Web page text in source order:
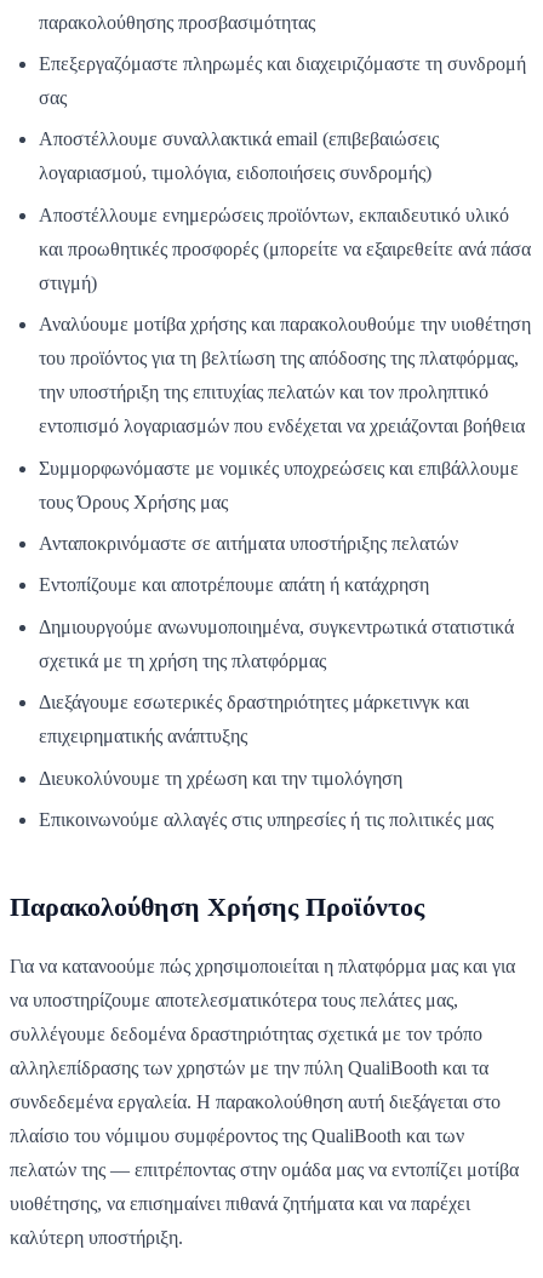
παρακολούθησης προσβασιμότητας
Επεξεργαζόμαστε πληρωμές και διαχειριζόμαστε τη συνδρομή
σας
Αποστέλλουμε συναλλακτικά email (επιβεβαιώσεις
λογαριασμού, τιμολόγια, ειδοποιήσεις συνδρομής)
Αποστέλλουμε ενημερώσεις προϊόντων, εκπαιδευτικό υλικό
και προωθητικές προσφορές (μπορείτε να εξαιρεθείτε ανά πάσα
στιγμή)
Αναλύουμε μοτίβα χρήσης και παρακολουθούμε την υιοθέτηση
του προϊόντος για τη βελτίωση της απόδοσης της πλατφόρμας,
την υποστήριξη της επιτυχίας πελατών και τον προληπτικό
εντοπισμό λογαριασμών που ενδέχεται να χρειάζονται βοήθεια
Συμμορφωνόμαστε με νομικές υποχρεώσεις και επιβάλλουμε
τους Όρους Χρήσης μας
Ανταποκρινόμαστε σε αιτήματα υποστήριξης πελατών
Εντοπίζουμε και αποτρέπουμε απάτη ή κατάχρηση
Δημιουργούμε ανωνυμοποιημένα, συγκεντρωτικά στατιστικά
σχετικά με τη χρήση της πλατφόρμας
Διεξάγουμε εσωτερικές δραστηριότητες μάρκετινγκ και
επιχειρηματικής ανάπτυξης
Διευκολύνουμε τη χρέωση και την τιμολόγηση
Επικοινωνούμε αλλαγές στις υπηρεσίες ή τις πολιτικές μας
Παρακολούθηση Χρήσης Προϊόντος
Για να κατανοούμε πώς χρησιμοποιείται η πλατφόρμα μας και για
να υποστηρίζουμε αποτελεσματικότερα τους πελάτες μας,
συλλέγουμε δεδομένα δραστηριότητας σχετικά με τον τρόπο
αλληλεπίδρασης των χρηστών με την πύλη QualiBooth και τα
συνδεδεμένα εργαλεία. Η παρακολούθηση αυτή διεξάγεται στο
πλαίσιο του νόμιμου συμφέροντος της QualiBooth και των
πελατών της — επιτρέποντας στην ομάδα μας να εντοπίζει μοτίβα
υιοθέτησης, να επισημαίνει πιθανά ζητήματα και να παρέχει
καλύτερη υποστήριξη.